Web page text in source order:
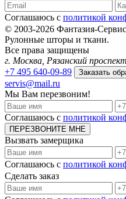
Соглашаюсь с политикой
© 2003-2026 Фантазия-
Рулонные шторы и ткани.
Все права защищены
г. Москва, Рязанский
+7 495 640-09-89
Заказать
servis@mail.ru
Мы Вам перезвоним!
Соглашаюсь с политикой
ПЕРЕЗВОНИТЕ МНЕ
Вызвать замерщика
Соглашаюсь с политикой
Сделать заказ